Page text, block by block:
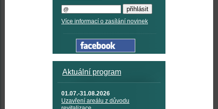
Více informací o zasílání novinek
Aktuální program
01.07.-31.08.2026
Uzavření areálu z důvodu